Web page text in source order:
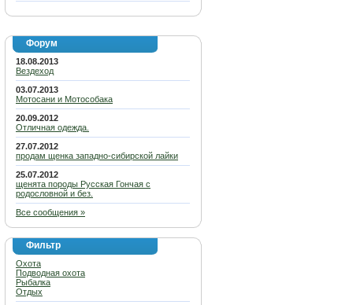
Форум
18.08.2013
Вездеход
03.07.2013
Мотосани и Мотособака
20.09.2012
Отличная одежда.
27.07.2012
продам щенка западно-сибирской лайки
25.07.2012
щенята породы Русская Гончая с
родословной и без.
Все сообщения »
Фильтр
Охота
Подводная охота
Рыбалка
Отдых